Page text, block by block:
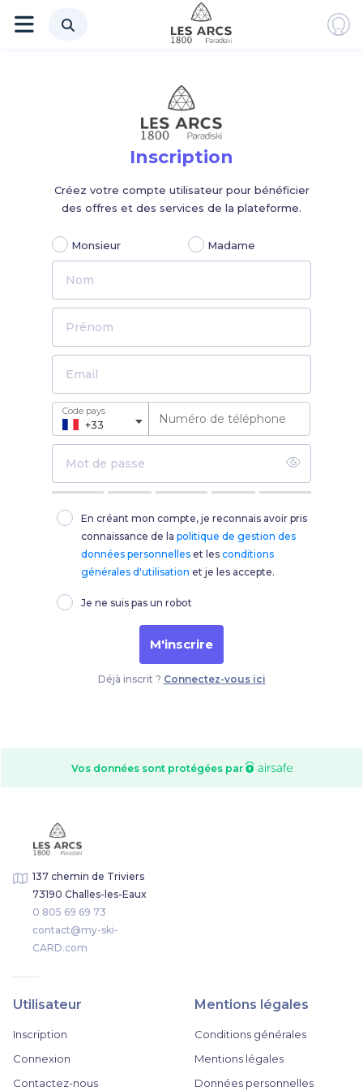
Inscription
Créez votre compte utilisateur pour bénéficier
des offres et des services de la plateforme.
Monsieur Madame
▼
Code pays
En créant mon compte, je reconnais avoir pris
connaissance de la politique de gestion des
données personnelles et les conditions
générales d'utilisation et je les accepte.
Je ne suis pas un robot
M'inscrire
Déjà inscrit ? Connectez-vous ici
Vos données sont protégées par
137 chemin de Triviers
73190 Challes-les-Eaux
0 805 69 69 73
contact@my-ski-
CARD.com
Utilisateur
Inscription
Connexion
Contactez-nous
Mentions légales
Conditions générales
Mentions légales
Données personnelles